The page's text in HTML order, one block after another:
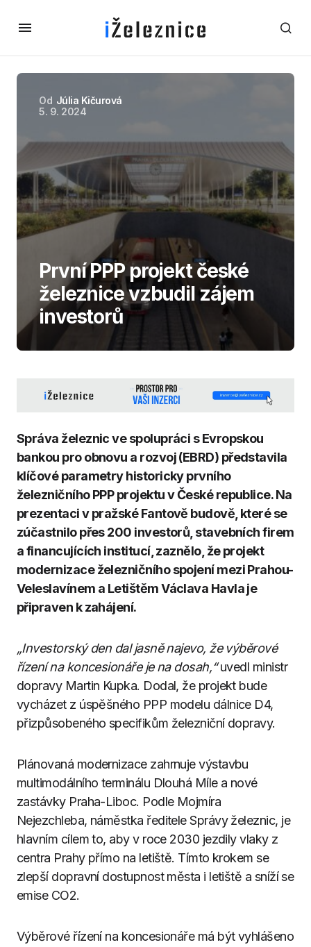
Od Júlia Kičurová
5. 9. 2024
První PPP projekt české
železnice vzbudil zájem
investorů
Správa železnic ve spolupráci s Evropskou
bankou pro obnovu a rozvoj (EBRD) představila
klíčové parametry historicky prvního
železničního PPP projektu v České republice. Na
prezentaci v pražské Fantově budově, které se
zúčastnilo přes 200 investorů, stavebních firem
a financujících institucí, zaznělo, že projekt
modernizace železničního spojení mezi Prahou-
Veleslavínem a Letištěm Václava Havla je
připraven k zahájení.
„Investorský den dal jasně najevo, že výběrové
řízení na koncesionáře je na dosah,“uvedl ministr
dopravy Martin Kupka. Dodal, že projekt bude
vycházet z úspěšného PPP modelu dálnice D4,
přizpůsobeného specifikům železniční dopravy.
Plánovaná modernizace zahrnuje výstavbu
multimodálního terminálu Dlouhá Míle a nové
zastávky Praha-Liboc. Podle Mojmíra
Nejezchleba, náměstka ředitele Správy železnic, je
hlavním cílem to, aby v roce 2030 jezdily vlaky z
centra Prahy přímo na letiště. Tímto krokem se
zlepší dopravní dostupnost města i letiště a sníží se
emise CO2.
Výběrové řízení na koncesionáře má být vyhlášeno